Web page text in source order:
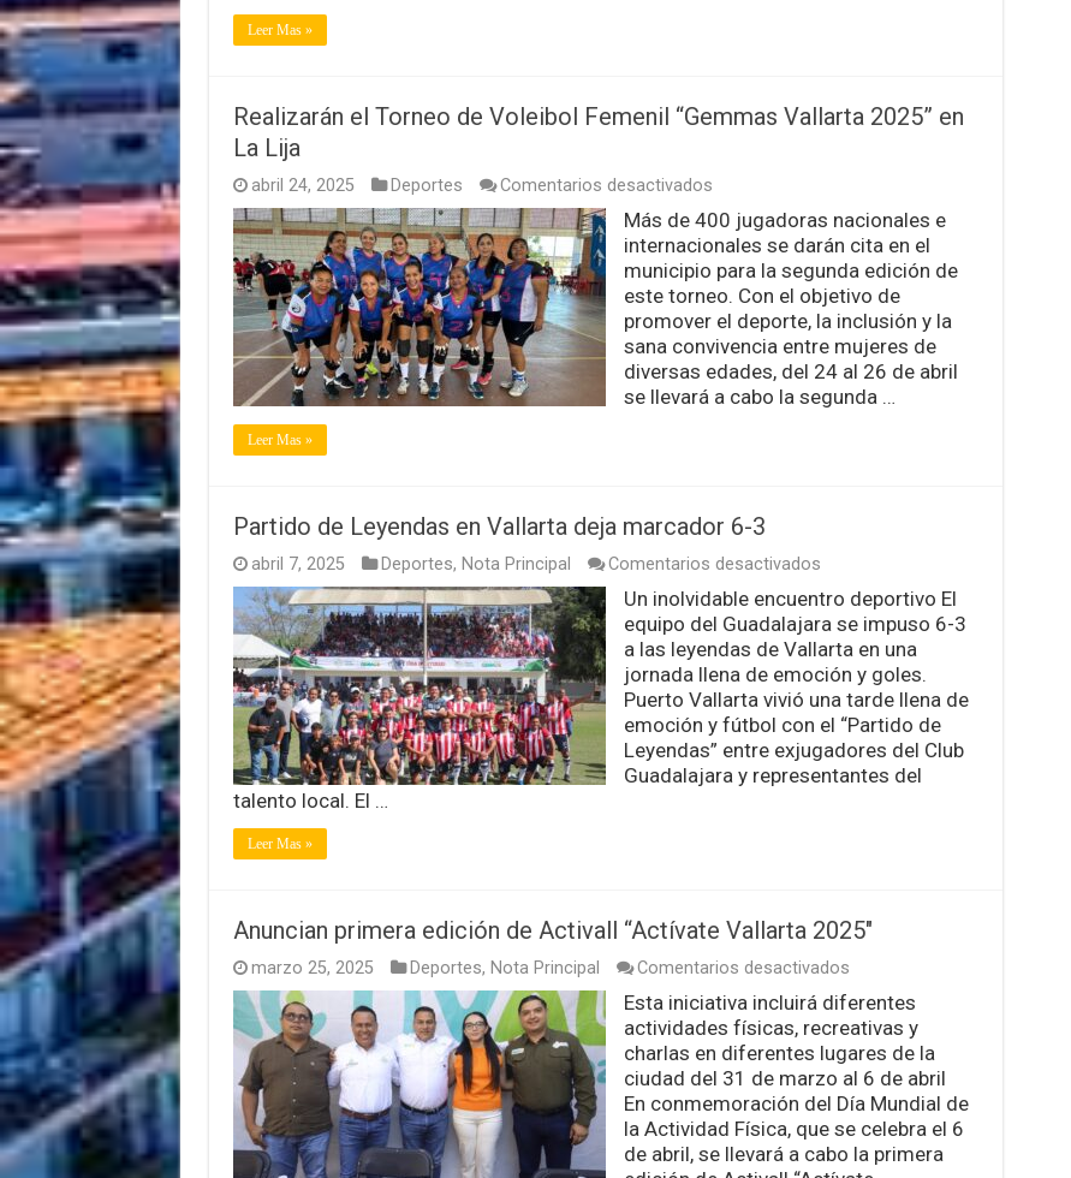
Leer Mas »
Realizarán el Torneo de Voleibol Femenil “Gemmas Vallarta 2025” en
La Lija
abril 24, 2025 Deportes Comentarios desactivadosen
el
Torneo
de
Voleibol
Femenil
“Gemmas
Vallarta
2025”
en
La
Más de 400 jugadoras nacionales e
internacionales se darán cita en el
municipio para la segunda edición de
este torneo. Con el objetivo de
promover el deporte, la inclusión y la
sana convivencia entre mujeres de
diversas edades, del 24 al 26 de abril
se llevará a cabo la segunda …
Leer Mas »
Partido de Leyendas en Vallarta deja marcador 6-3
abril 7, 2025 Deportes, Nota Principal Comentarios desactivadosen
de
Leyendas
en
Vallarta
deja
marcador
6-
3
Un inolvidable encuentro deportivo El
equipo del Guadalajara se impuso 6-3
a las leyendas de Vallarta en una
jornada llena de emoción y goles.
Puerto Vallarta vivió una tarde llena de
emoción y fútbol con el “Partido de
Leyendas” entre exjugadores del Club
Guadalajara y representantes del
talento local. El …
Leer Mas »
Anuncian primera edición de Activall “Actívate Vallarta 2025″
marzo 25, 2025 Deportes, Nota Principal Comentarios desactivadosen
primera
edición
de
Activall
“Actívate
Vallarta
2025″
Esta iniciativa incluirá diferentes
actividades físicas, recreativas y
charlas en diferentes lugares de la
ciudad del 31 de marzo al 6 de abril
En conmemoración del Día Mundial de
la Actividad Física, que se celebra el 6
de abril, se llevará a cabo la primera